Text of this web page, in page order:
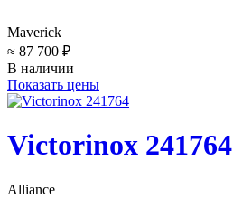
Maverick
≈ 87 700 ₽
В наличии
Показать цены
Victorinox 241764
Alliance